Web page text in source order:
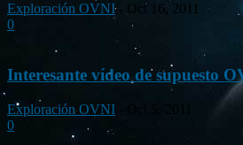
Exploración OVNI - Oct 16, 2011
0
Interesante vídeo de supuesto
Exploración OVNI
0